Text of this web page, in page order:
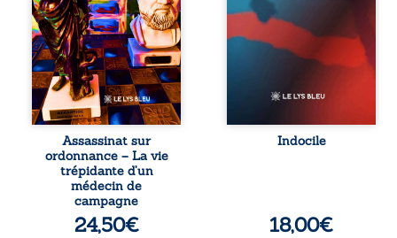
Biencourt, ancien
médecin de
famille, qui revient
sur son parcours
médical, syndical
et ordinal. Depuis
septembre 2013, il
raconte le long
combat qui l’a
conduit à être
écarté du corps
médical, malgré
une décision de
première instance
Assassinat sur
ordonnance – La vie
trépidante d’un
médecin de
campagne
24,50€
qu’on administre
et les liens qu’on
sabote, cet
ouvrage parle à
vivent trop fort,
trop vrai, trop tôt.
traversée. Une
langue nue. Une
Indocile
18,00€